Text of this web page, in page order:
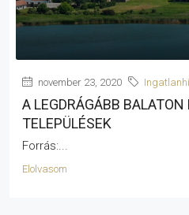
november 23, 2020
A LEGDRÁGÁBB BALATON
TELEPÜLÉSEK
Forrás:...
Elolvasom